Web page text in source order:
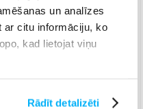
un analīzes
ar citu informāciju, ko
kad lietojat viņu
Rādīt detalizēti
€